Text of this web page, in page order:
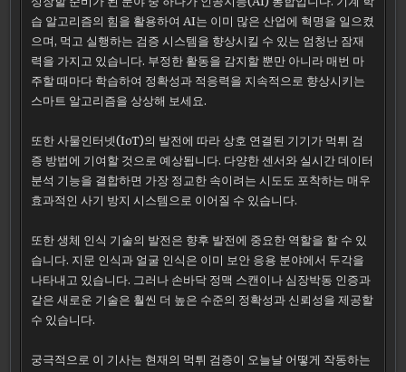
습 알고리즘의 힘을 활용하여 AI는 이미 많은 산업에 혁명을 일으켰
으며, 먹고 실행하는 검증 시스템을 향상시킬 수 있는 엄청난 잠재
력을 가지고 있습니다. 부정한 활동을 감지할 뿐만 아니라 매번 마
주할 때마다 학습하여 정확성과 적응력을 지속적으로 향상시키는
스마트 알고리즘을 상상해 보세요.
또한 사물인터넷(IoT)의 발전에 따라 상호 연결된 기기가 먹튀 검
증 방법에 기여할 것으로 예상됩니다. 다양한 센서와 실시간 데이터
분석 기능을 결합하면 가장 정교한 속이려는 시도도 포착하는 매우
효과적인 사기 방지 시스템으로 이어질 수 있습니다.
또한 생체 인식 기술의 발전은 향후 발전에 중요한 역할을 할 수 있
습니다. 지문 인식과 얼굴 인식은 이미 보안 응용 분야에서 두각을
나타내고 있습니다. 그러나 손바닥 정맥 스캔이나 심장박동 인증과
같은 새로운 기술은 훨씬 더 높은 수준의 정확성과 신뢰성을 제공할
수 있습니다.
궁극적으로 이 기사는 현재의 먹튀 검증이 오늘날 어떻게 작동하는